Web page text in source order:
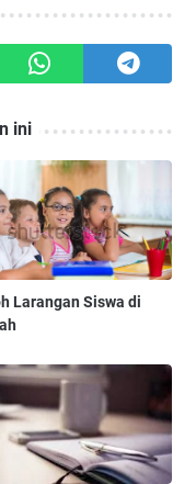
ini
Larangan Siswa di